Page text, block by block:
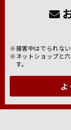
※接客中はでられない
※ネットショップと
す。